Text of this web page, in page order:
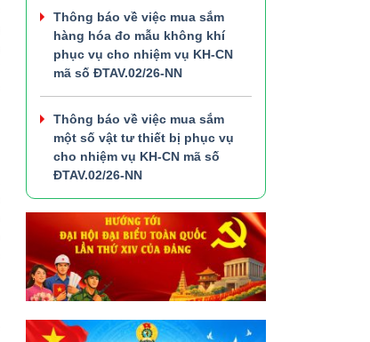
Thông báo về việc mua sắm
hàng hóa đo mẫu không khí
phục vụ cho nhiệm vụ KH-CN
mã số ĐTAV.02/26-NN
Thông báo về việc mua sắm
một số vật tư thiết bị phục vụ
cho nhiệm vụ KH-CN mã số
ĐTAV.02/26-NN